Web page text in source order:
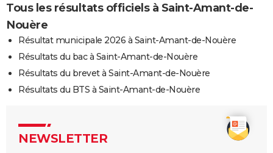
Tous les résultats officiels à Saint-Amant-de-
Nouère
Résultat municipale 2026 à Saint-Amant-de-Nouère
Résultats du bac à Saint-Amant-de-Nouère
Résultats du brevet à Saint-Amant-de-Nouère
Résultats du BTS à Saint-Amant-de-Nouère
NEWSLETTER